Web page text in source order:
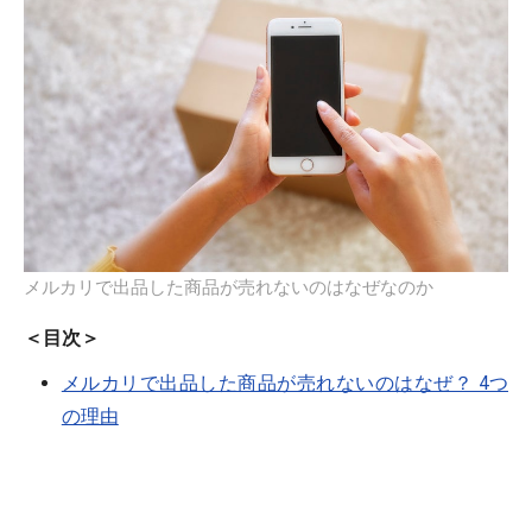
メルカリで出品した商品が売れないのはなぜなのか
＜目次＞
メルカリで出品した商品が売れないのはなぜ？ 4つ
の理由